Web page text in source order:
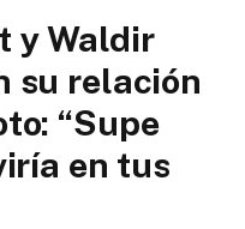
y Waldir
su relación
“Supe
en tus